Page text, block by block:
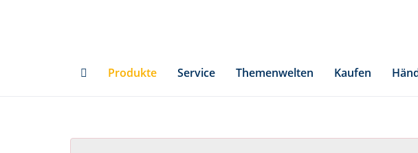
Produkte
Service Themenwelten Kaufen